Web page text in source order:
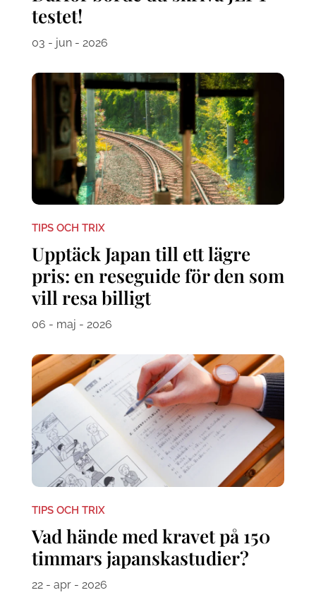
testet!
03 - jun - 2026
TIPS OCH TRIX
Upptäck Japan till ett lägre
pris: en reseguide för den som
vill resa billigt
06 - maj - 2026
TIPS OCH TRIX
Vad hände med kravet på 150
timmars japanskastudier?
22 - apr - 2026